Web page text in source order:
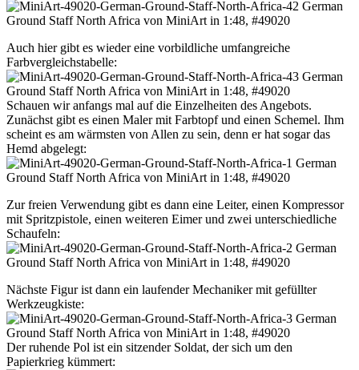
Auch hier gibt es wieder eine vorbildliche umfangreiche
Farbvergleichstabelle:
Schauen wir anfangs mal auf die Einzelheiten des Angebots.
Zunächst gibt es einen Maler mit Farbtopf und einen Schemel. Ihm
scheint es am wärmsten von Allen zu sein, denn er hat sogar das
Hemd abgelegt:
Zur freien Verwendung gibt es dann eine Leiter, einen Kompressor
mit Spritzpistole, einen weiteren Eimer und zwei unterschiedliche
Schaufeln:
Nächste Figur ist dann ein laufender Mechaniker mit gefüllter
Werkzeugkiste:
Der ruhende Pol ist ein sitzender Soldat, der sich um den
Papierkrieg kümmert: